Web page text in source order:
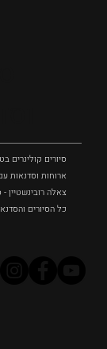
סיורים קולינרים
ארוחות וסדנאות
צאלה רובינשטיין -
כל הסיורים